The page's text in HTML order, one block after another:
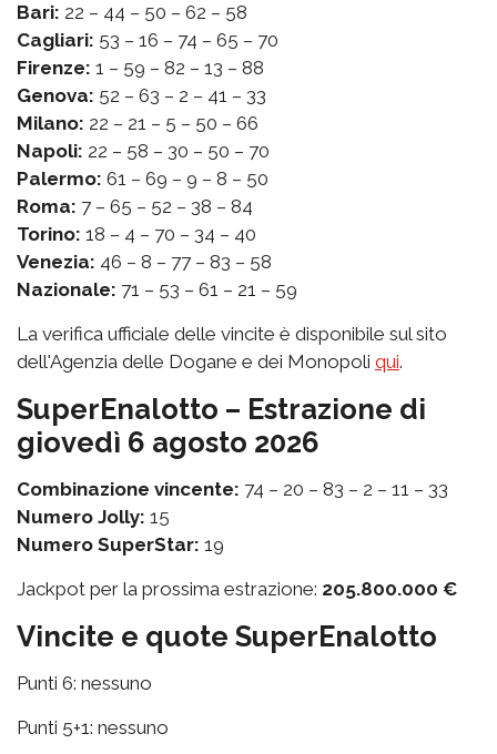
Bari: 22 – 44 – 50 – 62 – 58
Cagliari: 53 – 16 – 74 – 65 – 70
Firenze: 1 – 59 – 82 – 13 – 88
Genova: 52 – 63 – 2 – 41 – 33
Milano: 22 – 21 – 5 – 50 – 66
Napoli: 22 – 58 – 30 – 50 – 70
Palermo: 61 – 69 – 9 – 8 – 50
Roma: 7 – 65 – 52 – 38 – 84
Torino: 18 – 4 – 70 – 34 – 40
Venezia: 46 – 8 – 77 – 83 – 58
Nazionale: 71 – 53 – 61 – 21 – 59
La verifica ufficiale delle vincite è disponibile sul sito
dell'Agenzia delle Dogane e dei Monopoli qui.
SuperEnalotto – Estrazione di
giovedì 6 agosto 2026
Combinazione vincente: 74 – 20 – 83 – 2 – 11 – 33
Numero Jolly: 15
Numero SuperStar: 19
Jackpot per la prossima estrazione: 205.800.000 €
Vincite e quote SuperEnalotto
Punti 6: nessuno
Punti 5+1: nessuno